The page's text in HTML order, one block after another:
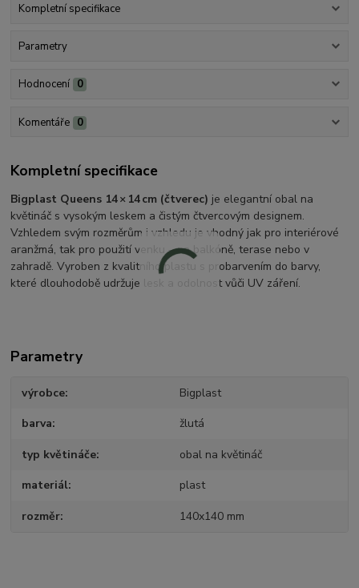
Kompletní specifikace
Parametry
Hodnocení 0
Komentáře 0
Kompletní specifikace
Bigplast Queens 14 × 14 cm (čtverec) je elegantní obal na
květináč s vysokým leskem a čistým čtvercovým designem.
Vzhledem svým rozměrům i vzhledu je vhodný jak pro interiérové
aranžmá, tak pro použití venku – na balkóně, terase nebo v
zahradě. Vyroben z kvalitního plastu s probarvením do barvy,
které dlouhodobě udržuje lesk a odolnost vůči UV záření.
Parametry
výrobce Bigplast
barva žlutá
typ květináče obal na květináč
materiál plast
rozměr 140x140 mm